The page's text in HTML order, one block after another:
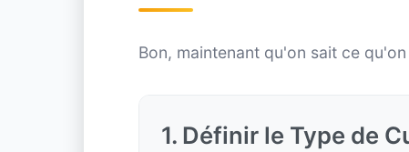
Bon, maintenant qu'on sait ce
1. Définir le Type de